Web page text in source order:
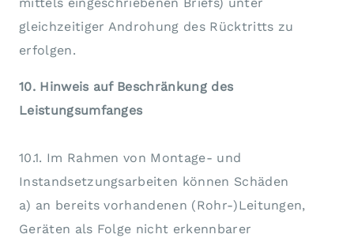
gleichzeitiger Androhung des Rücktritts zu
erfolgen.
10. Hinweis auf Beschränkung des
Leistungsumfanges
10.1. Im Rahmen von Montage- und
Instandsetzungsarbeiten können Schäden
a) an bereits vorhandenen (Rohr-)Leitungen,
Geräten als Folge nicht erkennbarer